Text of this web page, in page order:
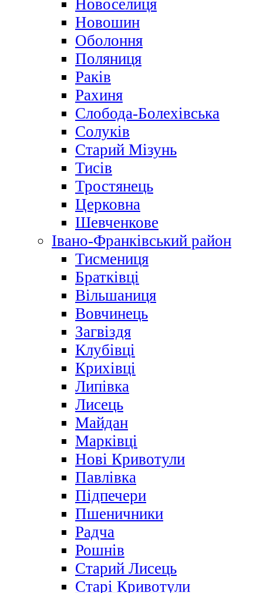
Новоселиця
Новошин
Оболоння
Поляниця
Раків
Рахиня
Слобода-Болехівська
Солуків
Старий Мізунь
Тисів
Тростянець
Церковна
Шевченкове
Івано-Франківський район
Тисмениця
Братківці
Вільшаниця
Вовчинець
Загвіздя
Клубівці
Крихівці
Липівка
Лисець
Майдан
Марківці
Нові Кривотули
Павлівка
Підпечери
Пшеничники
Радча
Рошнів
Старий Лисець
Старі Кривотули